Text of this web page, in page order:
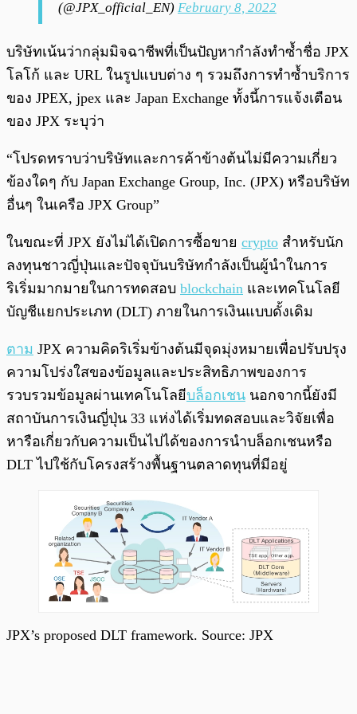
(@JPX_official_EN) February 8, 2022
บริษัทเน้นว่ากลุ่มมิจฉาชีพที่เป็นปัญหากำลังทำซ้ำชื่อ JPX
โลโก้ และ URL ในรูปแบบต่าง ๆ รวมถึงการทำซ้ำบริการ
ของ JPEX, jpex และ Japan Exchange ทั้งนี้การแจ้งเตือน
ของ JPX ระบุว่า
“โปรดทราบว่าบริษัทและการค้าข้างต้นไม่มีความเกี่ยว
ข้องใดๆ กับ Japan Exchange Group, Inc. (JPX) หรือบริษัท
อื่นๆ ในเครือ JPX Group”
ในขณะที่ JPX ยังไม่ได้เปิดการซื้อขาย crypto สำหรับนัก
ลงทุนชาวญี่ปุ่นและปัจจุบันบริษัทกำลังเป็นผู้นำในการ
ริเริ่มมากมายในการทดสอบ blockchain และเทคโนโลยี
บัญชีแยกประเภท (DLT) ภายในการเงินแบบดั้งเดิม
ตาม JPX ความคิดริเริ่มข้างต้นมีจุดมุ่งหมายเพื่อปรับปรุง
ความโปร่งใสของข้อมูลและประสิทธิภาพของการ
รวบรวมข้อมูลผ่านเทคโนโลยีบล็อกเชน นอกจากนี้ยังมี
สถาบันการเงินญี่ปุ่น 33 แห่งได้เริ่มทดสอบและวิจัยเพื่อ
หารือเกี่ยวกับความเป็นไปได้ของการนำบล็อกเชนหรือ
DLT ไปใช้กับโครงสร้างพื้นฐานตลาดทุนที่มีอยู่
JPX’s proposed DLT framework. Source: JPX